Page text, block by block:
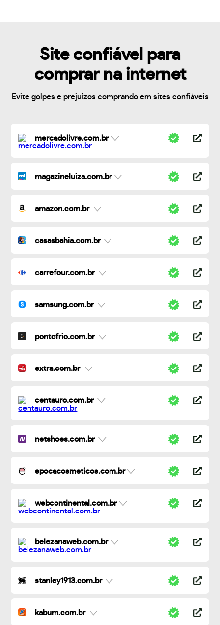
Site confiável para
comprar na internet
Evite golpes e prejuízos comprando em sites confiáveis
mercadolivre.com.br
magazineluiza.com.br
amazon.com.br
casasbahia.com.br
carrefour.com.br
samsung.com.br
pontofrio.com.br
extra.com.br
centauro.com.br
netshoes.com.br
epocacosmeticos.com.br
webcontinental.com.br
belezanaweb.com.br
stanley1913.com.br
kabum.com.br